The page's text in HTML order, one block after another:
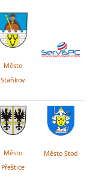
Město
Staňkov
Město
Přeštice
Město Stod